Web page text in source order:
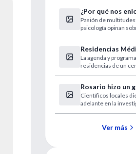
¿Por qué nos
Mundial?
Pasión de
psicología opinan
Residencias
Comunidad, Mar
La agenda y
residencias de un
Rosario hizo un
a la lucha contra
tuberculosis
Científicos locales
adelante en la
Ver más